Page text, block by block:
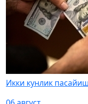
Икки кунлик